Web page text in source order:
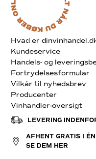
Hvad er
Kundeservice
Handels- og
Fortrydelsesformular
Vilkår til nyhedsbrev
Producenter
Vinhandler-oversigt
LEVERING
AFHENT GRATIS I
SE DEM HER